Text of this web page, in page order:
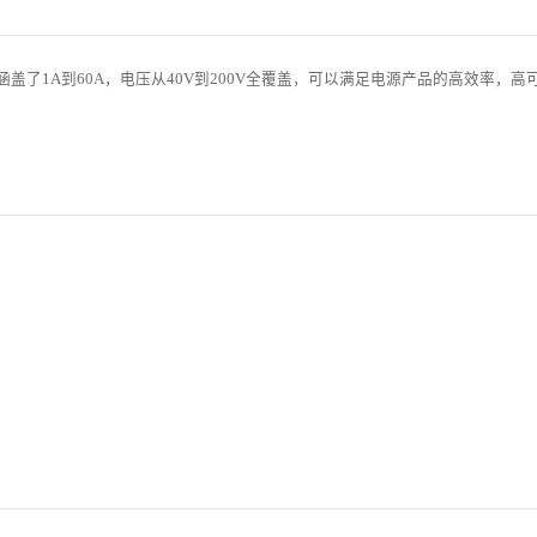
了1A到60A，电压从40V到200V全覆盖，可以满足电源产品的高效率，高